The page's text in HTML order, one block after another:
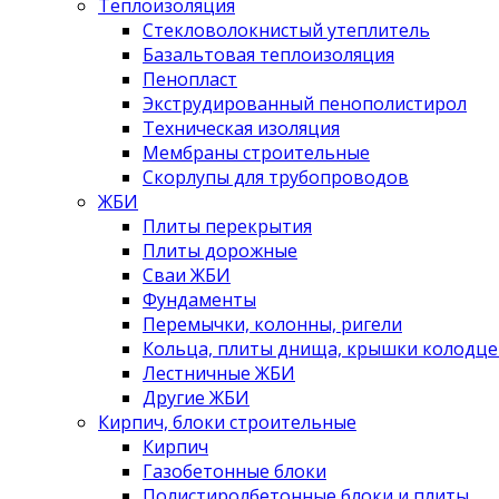
Теплоизоляция
Стекловолокнистый утеплитель
Базальтовая теплоизоляция
Пенопласт
Экструдированный пенополистирол
Техническая изоляция
Мембраны строительные
Скорлупы для трубопроводов
ЖБИ
Плиты перекрытия
Плиты дорожные
Сваи ЖБИ
Фундаменты
Перемычки, колонны, ригели
Кольца, плиты днища, крышки
Лестничные ЖБИ
Другие ЖБИ
Кирпич, блоки строительные
Кирпич
Газобетонные блоки